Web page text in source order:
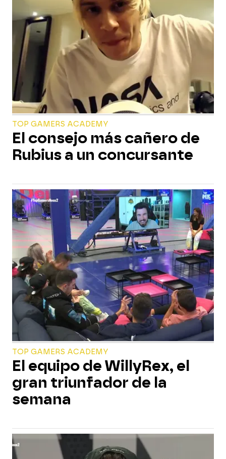
TOP GAMERS ACADEMY
El consejo más cañero de
Rubius a un concursante
TOP GAMERS ACADEMY
El equipo de WillyRex, el
gran triunfador de la
semana